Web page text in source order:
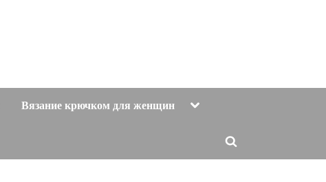
Вязание крючком для женщин Toggle
Toggle